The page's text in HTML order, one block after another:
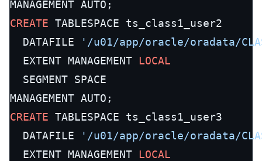
CREATE TABLESPACE ts_class1_user2
  DATAFILE
'/u01/app/oracle/oradata/
  EXTENT MANAGEMENT
LOCAL
  SEGMENT SPACE
CREATE TABLESPACE ts_class1_user3
  DATAFILE
'/u01/app/oracle/oradata/
  EXTENT MANAGEMENT
LOCAL